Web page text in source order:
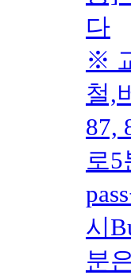
다
※
철,
87,
로5
시
분